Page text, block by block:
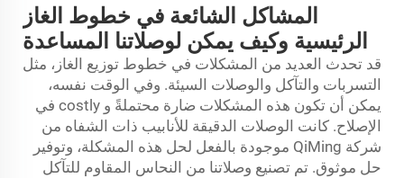
المشاكل الشائعة في خطوط الغاز
الرئيسية وكيف يمكن لوصلاتنا المساعدة
قد تحدث العديد من المشكلات في خطوط توزيع الغاز، مثل
التسربات والتآكل والوصلات السيئة. وفي الوقت نفسه،
يمكن أن تكون هذه المشكلات ضارة محتملةً و costly في
الإصلاح. كانت الوصلات الدقيقة للأنابيب ذات الشفاه من
شركة QiMing موجودة بالفعل لحل هذه المشكلة، وتوفير
حل موثوق. تم تصنيع وصلاتنا من النحاس المقاوم للتآكل